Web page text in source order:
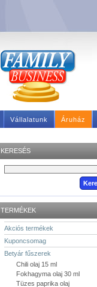
Vállalatunk Áruház
KERESÉS
TERMÉKEK
Akciós termékek
Kuponcsomag
Betyár fűszerek
Chili olaj 15 ml
Fokhagyma olaj 30 ml
Tüzes paprika olaj